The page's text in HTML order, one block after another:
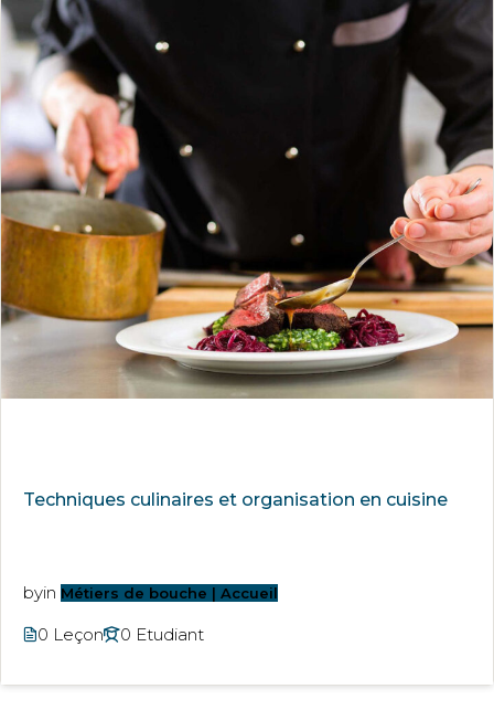
Techniques culinaires et organisation en cuisine
byin Métiers de bouche | Accueil
0 Leçon 0 Etudiant